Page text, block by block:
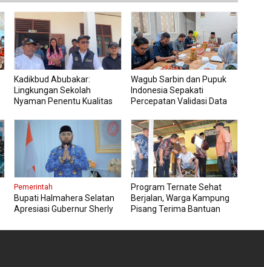
Kadikbud Abubakar:
Lingkungan Sekolah
Nyaman Penentu Kualitas
Wagub Sarbin dan Pupuk
Indonesia Sepakati
Percepatan Validasi Data
Pemerintah
Bupati Halmahera Selatan
Apresiasi Gubernur Sherly
Pengadaan Barang dan
Program Ternate Sehat
Berjalan, Warga Kampung
Pisang Terima Bantuan